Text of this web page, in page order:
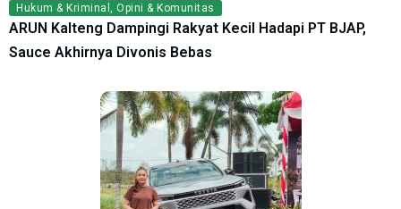
Hukum & Kriminal , Opini & Komunitas
ARUN Kalteng Dampingi Rakyat Kecil Hadapi PT BJAP,
Sauce Akhirnya Divonis Bebas